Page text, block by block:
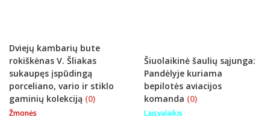
Dviejų kambarių bute
rokiškėnas V. Šliakas
sukaupęs įspūdingą
porceliano, vario ir stiklo
gaminių kolekciją (0)
Žmonės
Šiuolaikinė šaulių sąjunga:
Pandėlyje kuriama
bepilotės aviacijos
komanda (0)
Laisvalaikis